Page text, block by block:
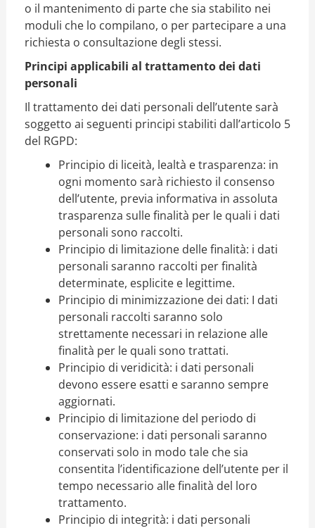
o il mantenimento di parte che sia stabilito nei
moduli che lo compilano, o per partecipare a una
richiesta o consultazione degli stessi.
Principi applicabili al trattamento dei dati
personali
Il trattamento dei dati personali dell’utente sarà
soggetto ai seguenti principi stabiliti dall’articolo 5
del RGPD:
Principio di liceità, lealtà e trasparenza: in
ogni momento sarà richiesto il consenso
dell’utente, previa informativa in assoluta
trasparenza sulle finalità per le quali i dati
personali sono raccolti.
Principio di limitazione delle finalità: i dati
personali saranno raccolti per finalità
determinate, esplicite e legittime.
Principio di minimizzazione dei dati: I dati
personali raccolti saranno solo
strettamente necessari in relazione alle
finalità per le quali sono trattati.
Principio di veridicità: i dati personali
devono essere esatti e saranno sempre
aggiornati.
Principio di limitazione del periodo di
conservazione: i dati personali saranno
conservati solo in modo tale che sia
consentita l’identificazione dell’utente per il
tempo necessario alle finalità del loro
trattamento.
Principio di integrità: i dati personali